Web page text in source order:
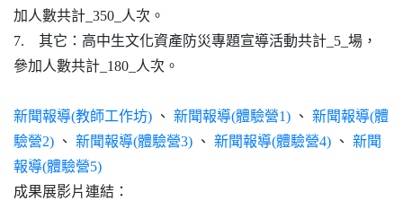
加人數共計 _350_ 人次。
7.
其它：高中生文化資產防災專題宣導活動共計 _5_ 場，
參加人數共計 _180_ 人次。
新聞報導(教師工作坊) 、 新聞報導(體驗營1) 、 新聞報導(體
驗營2) 、 新聞報導(體驗營3) 、 新聞報導(體驗營4) 、 新聞
報導(體驗營5)
成果展影片連結：